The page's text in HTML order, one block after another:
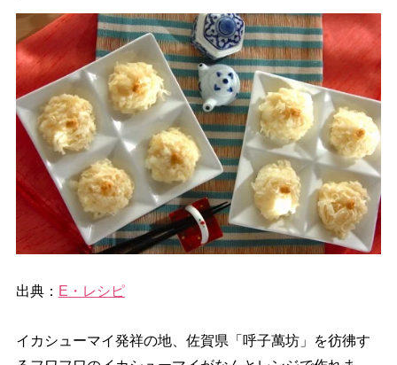
出典： E・レシピ
イカシューマイ発祥の地、佐賀県「呼子萬坊」を彷彿す